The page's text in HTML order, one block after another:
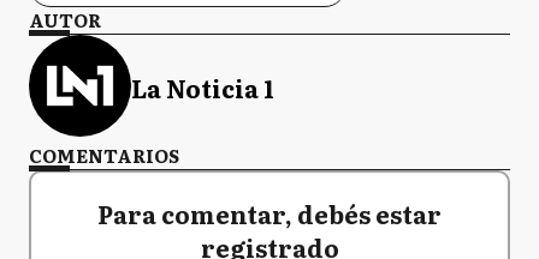
AUTOR
La Noticia 1
COMENTARIOS
Para comentar, debés estar
registrado